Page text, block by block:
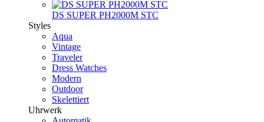
DS SUPER PH2000M STC
Styles
Aqua
Vintage
Traveler
Dress Watches
Modern
Outdoor
Skelettiert
Uhrwerk